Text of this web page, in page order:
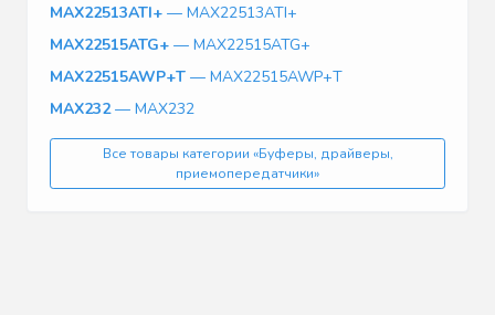
MAX22513ATI+ — MAX22513ATI+
MAX22515ATG+ — MAX22515ATG+
MAX22515AWP+T — MAX22515AWP+T
MAX232— MAX232
Все товары категории «Буферы, драйверы,
приемопередатчики»